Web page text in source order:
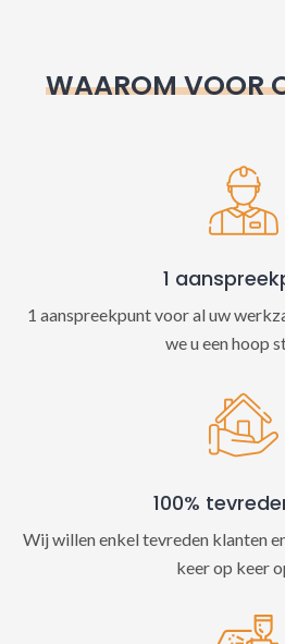
WAAROM VOOR
1
1 aanspreekpunt voor al uw
we u een hoop
100%
Wij willen enkel tevreden klanten
keer op keer